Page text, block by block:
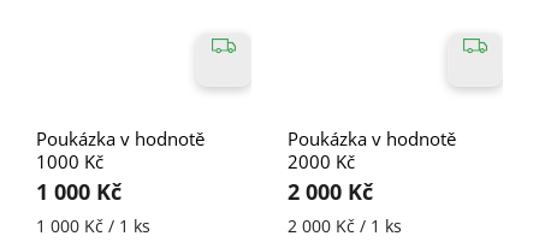
Poukázka v hodnotě
1000 Kč
1 000 Kč
1 000 Kč / 1 ks
Poukázka v hodnotě
2000 Kč
2 000 Kč
2 000 Kč / 1 ks